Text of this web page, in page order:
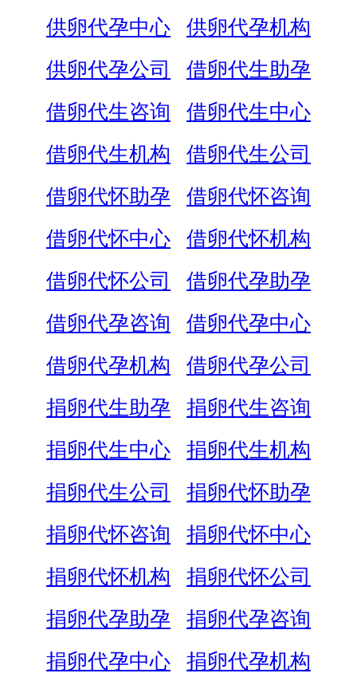
供卵代孕中心
供卵代孕机构
供卵代孕公司
借卵代生助孕
借卵代生咨询
借卵代生中心
借卵代生机构
借卵代生公司
借卵代怀助孕
借卵代怀咨询
借卵代怀中心
借卵代怀机构
借卵代怀公司
借卵代孕助孕
借卵代孕咨询
借卵代孕中心
借卵代孕机构
借卵代孕公司
捐卵代生助孕
捐卵代生咨询
捐卵代生中心
捐卵代生机构
捐卵代生公司
捐卵代怀助孕
捐卵代怀咨询
捐卵代怀中心
捐卵代怀机构
捐卵代怀公司
捐卵代孕助孕
捐卵代孕咨询
捐卵代孕中心
捐卵代孕机构